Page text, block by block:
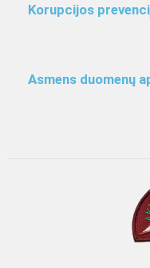
Korupcijos
Asmens duomenų